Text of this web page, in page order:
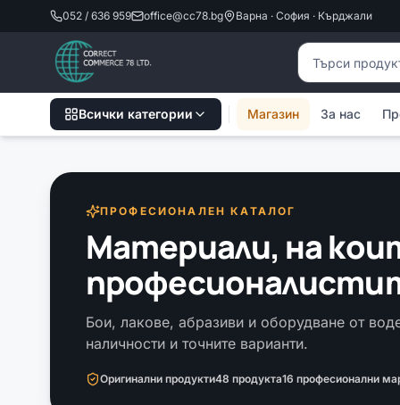
052 / 636 959 office@cc78.bg Варна · София · Кърджали
Търсене на
Всички категории Магазин За нас
ПРОФЕСИОНАЛЕН КАТАЛОГ
Материали, на
Бои, лакове, абразиви и оборудване от
наличности и точните варианти.
Оригинални продукти48 продукта16 професионални